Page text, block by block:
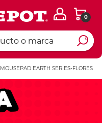
0
MOUSEPAD EARTH SERIES-FLORES
Ingresar Codigo